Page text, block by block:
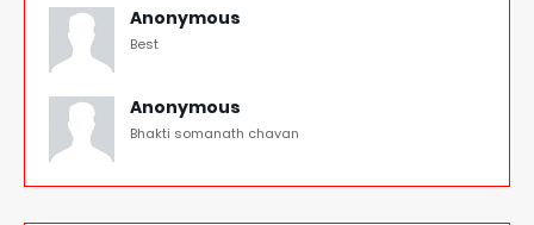
Anonymous
Best
Anonymous
Bhakti somanath chavan